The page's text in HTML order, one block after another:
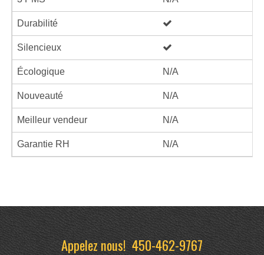
Durabilité
Silencieux
Écologique N/A
Nouveauté N/A
Meilleur vendeur N/A
Garantie RH N/A
Appelez nous!450-462-9767